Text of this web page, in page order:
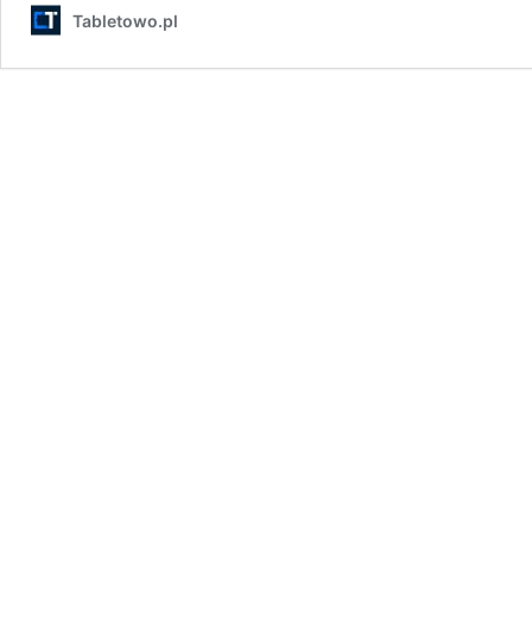
Tabletowo.pl